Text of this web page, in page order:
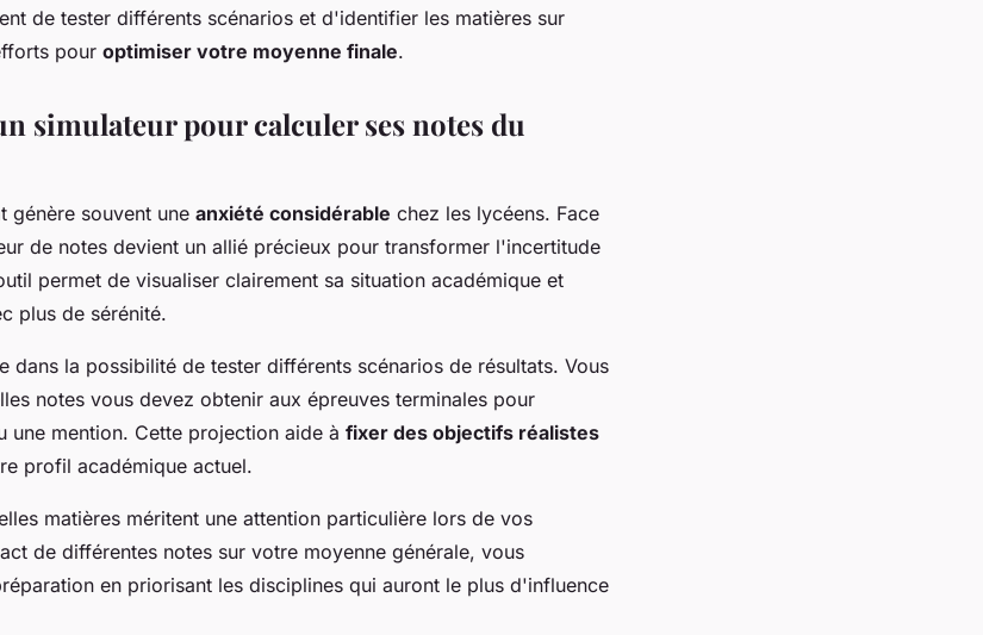
de tester différents scénarios et d'identifier les matières sur
pour optimiser votre moyenne finale.
simulateur pour calculer ses notes du
génère souvent une anxiété considérable chez les lycéens. Face
de notes devient un allié précieux pour transformer l'incertitude
permet de visualiser clairement sa situation académique et
plus de sérénité.
dans la possibilité de tester différents scénarios de résultats. Vous
notes vous devez obtenir aux épreuves terminales pour
mention. Cette projection aide à fixer des objectifs réalistes
profil académique actuel.
matières méritent une attention particulière lors de vos
de différentes notes sur votre moyenne générale, vous
en priorisant les disciplines qui auront le plus d'influence